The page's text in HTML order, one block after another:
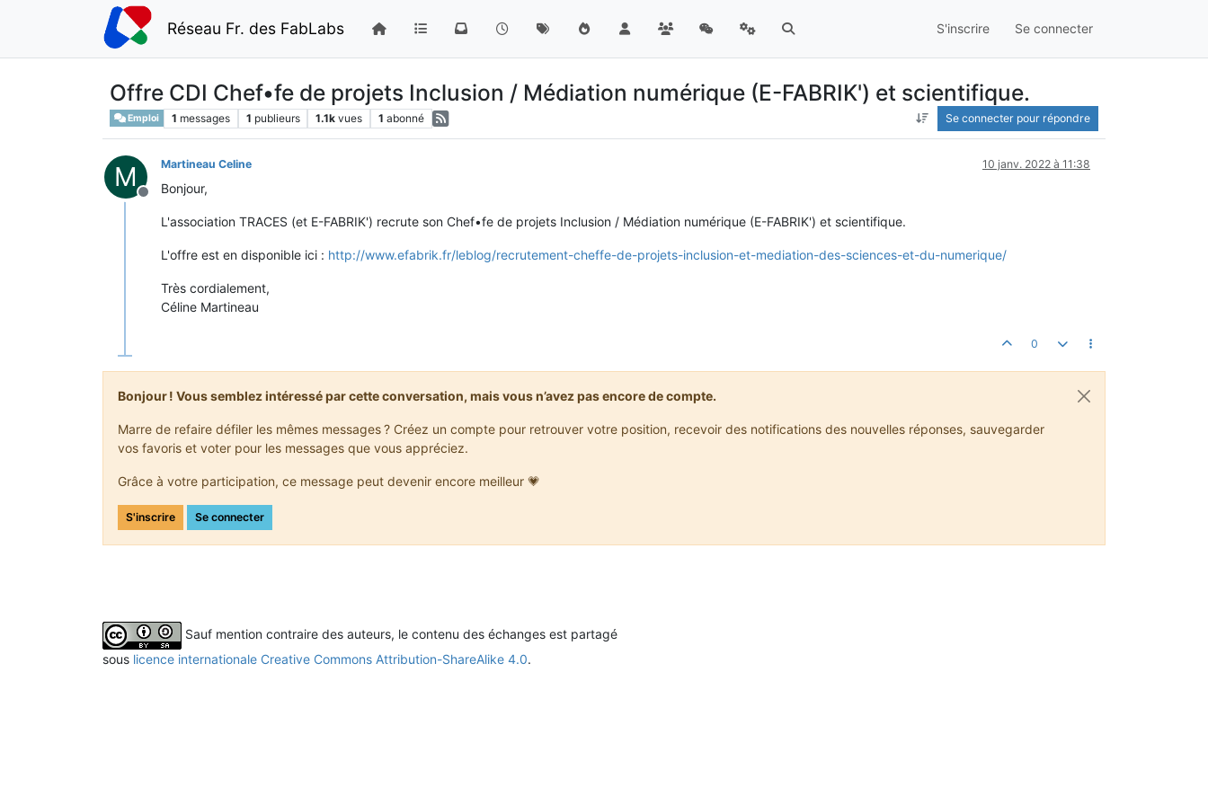
Réseau Fr. des FabLabs S'inscrire Se connecter
Offre CDI Chef•fe de projets Inclusion / Médiation numérique (E-FABRIK') et scientifique.
Emploi 1 messages 1 publieurs 1.1k vues 1 abonné Se connecter pour répondre
M
Hors-ligne
Martineau Celine 10 janv. 2022 à 11:38
Bonjour,
L'association TRACES (et E-FABRIK') recrute son Chef•fe de projets Inclusion / Médiation numérique (E-FABRIK') et scientifique.
L'offre est en disponible ici : http://www.efabrik.fr/leblog/recrutement-cheffe-de-projets-inclusion-et-mediation-des-sciences-et-du-numerique/
Très cordialement,
Céline Martineau
0
Bonjour ! Vous semblez intéressé par cette conversation, mais vous n’avez pas encore de compte.
Marre de refaire défiler les mêmes messages ? Créez un compte pour retrouver votre position, recevoir des notifications des nouvelles réponses, sauvegarder
vos favoris et voter pour les messages que vous appréciez.
Grâce à votre participation, ce message peut devenir encore meilleur 💗
S'inscrire Se connecter
Sauf mention contraire des auteurs, le contenu des échanges est partagé
sous licence internationale Creative Commons Attribution-ShareAlike 4.0.